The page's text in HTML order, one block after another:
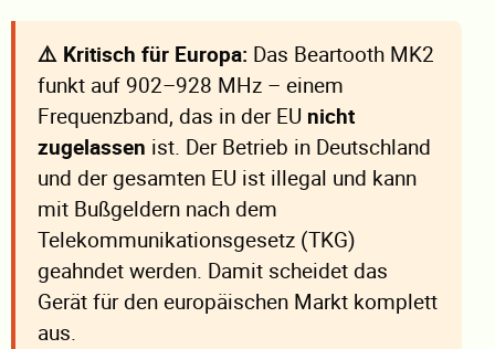
⚠️ Kritisch für Europa: Das Beartooth MK2
funkt auf 902–928 MHz – einem
Frequenzband, das in der EU nicht
zugelassen ist. Der Betrieb in Deutschland
und der gesamten EU ist illegal und kann
mit Bußgeldern nach dem
Telekommunikationsgesetz (TKG)
geahndet werden. Damit scheidet das
Gerät für den europäischen Markt komplett
aus.